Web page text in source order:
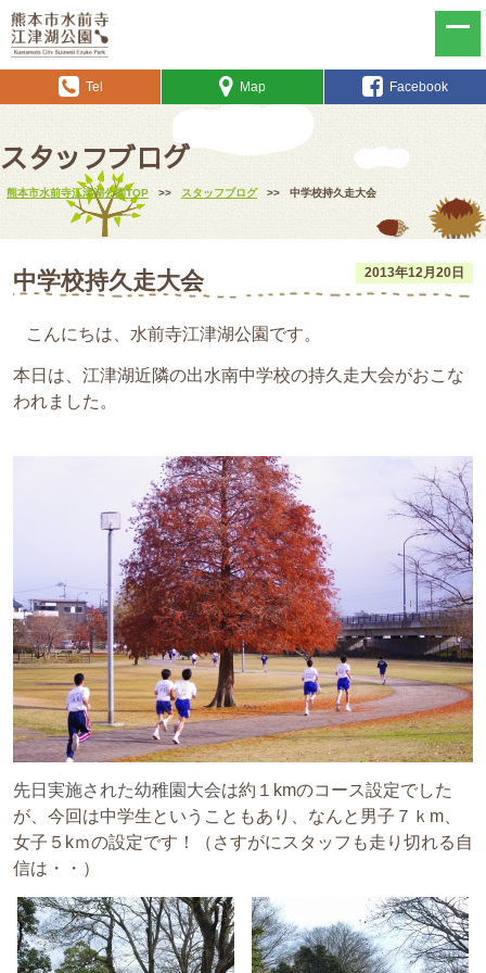
Tel Map Facebook
スタッフブログ
熊本市水前寺江津湖公園TOP >> スタッフブログ >> 中学校持久走大会
2013年12月20日
中学校持久走大会
こんにちは、水前寺江津湖公園です。
本日は、江津湖近隣の出水南中学校の持久走大会がおこな
われました。
先日実施された幼稚園大会は約１kmのコース設定でした
が、今回は中学生ということもあり、なんと男子７ｋm、
女子５kｍの設定です！（さすがにスタッフも走り切れる自
信は・・）